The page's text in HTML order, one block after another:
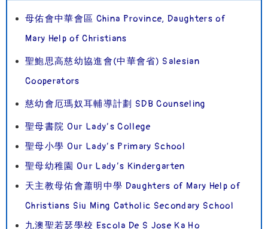
母佑會中華會區 China Province, Daughters of
Mary Help of Christians
聖鮑思高慈幼協進會(中華會省) Salesian
Cooperators
慈幼會厄瑪奴耳輔導計劃 SDB Counseling
聖母書院 Our Lady’s College
聖母小學 Our Lady’s Primary School
聖母幼稚園 Our Lady’s Kindergarten
天主教母佑會蕭明中學 Daughters of Mary Help of
Christians Siu Ming Catholic Secondary School
九澳聖若瑟學校 Escola De S Jose Ka Ho